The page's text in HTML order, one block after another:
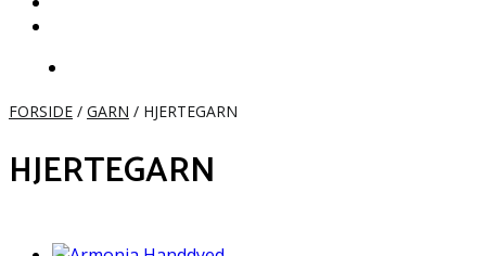
FORSIDE / GARN / HJERTEGARN
HJERTEGARN